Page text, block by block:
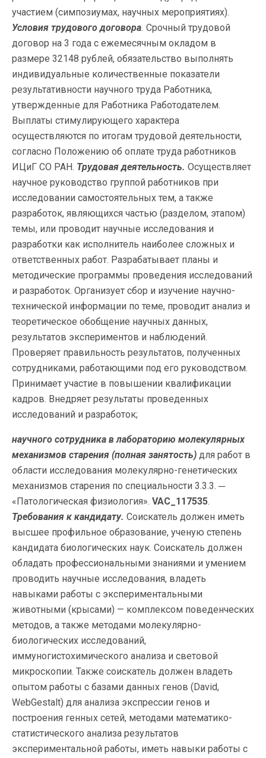
участием (симпозиумах, научных мероприятиях).
Условия трудового договора. Срочный трудовой
договор на 3 года с ежемесячным окладом в
размере 32148 рублей, обязательство выполнять
индивидуальные количественные показатели
результативности научного труда Работника,
утвержденные для Работника Работодателем.
Выплаты стимулирующего характера
осуществляются по итогам трудовой деятельности,
согласно Положению об оплате труда работников
ИЦиГ СО РАН. Трудовая деятельность. Осуществляет
научное руководство группой работников при
исследовании самостоятельных тем, а также
разработок, являющихся частью (разделом, этапом)
темы, или проводит научные исследования и
разработки как исполнитель наиболее сложных и
ответственных работ. Разрабатывает планы и
методические программы проведения исследований
и разработок. Организует сбор и изучение научно-
технической информации по теме, проводит анализ и
теоретическое обобщение научных данных,
результатов экспериментов и наблюдений.
Проверяет правильность результатов, полученных
сотрудниками, работающими под его руководством.
Принимает участие в повышении квалификации
кадров. Внедряет результаты проведенных
исследований и разработок;
научного сотрудника в лабораторию молекулярных
механизмов старения (полная занятость) для работ в
области исследования молекулярно-генетических
механизмов старения по специальности 3.3.3. ─
«Патологическая физиология». VAC_117535.
Требования к кандидату. Соискатель должен иметь
высшее профильное образование, ученую степень
кандидата биологических наук. Соискатель должен
обладать профессиональными знаниями и умением
проводить научные исследования, владеть
навыками работы с экспериментальными
животными (крысами) — комплексом поведенческих
методов, а также методами молекулярно-
биологических исследований,
иммуногистохимического анализа и световой
микроскопии. Также соискатель должен владеть
опытом работы с базами данных генов (David,
WebGestalt) для анализа экспрессии генов и
построения генных сетей, методами математико-
статистического анализа результатов
экспериментальной работы, иметь навыки работы с